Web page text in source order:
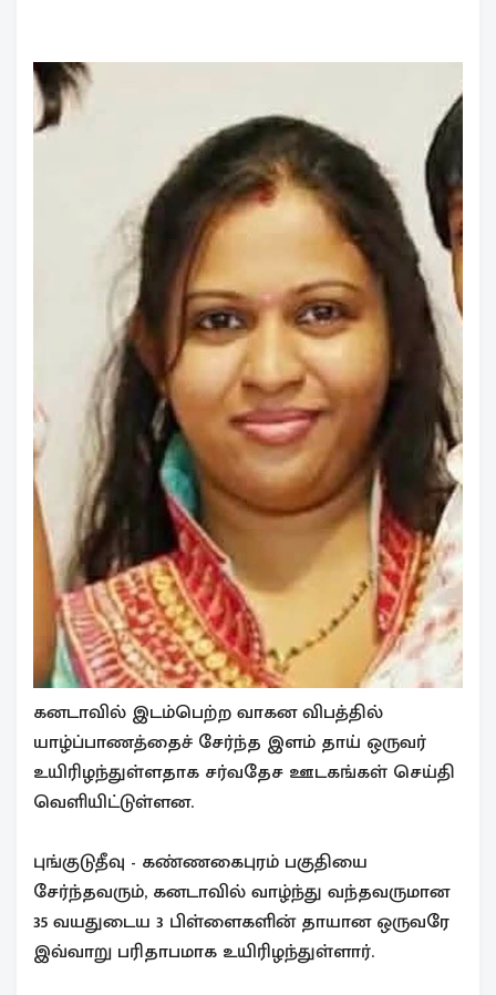
கனடாவில் இடம்பெற்ற வாகன விபத்தில்
யாழ்ப்பாணத்தைச் சேர்ந்த இளம் தாய் ஒருவர்
உயிரிழந்துள்ளதாக சர்வதேச ஊடகங்கள் செய்தி
வெளியிட்டுள்ளன.
புங்குடுதீவு - கண்ணகைபுரம் பகுதியை
சேர்ந்தவரும், கனடாவில் வாழ்ந்து வந்தவருமான
35 வயதுடைய 3 பிள்ளைகளின் தாயான ஒருவரே
இவ்வாறு பரிதாபமாக உயிரிழந்துள்ளார்.